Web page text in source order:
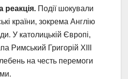
реакція. Події шокували
країни, зокрема Англію
У католицькій Європі,
Римський Григорій XIII
на честь перемоги